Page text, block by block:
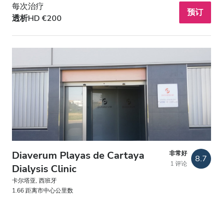
每次治疗
透析HD €200
预订
Diaverum Playas de Cartaya
Dialysis Clinic
卡尔塔亚, 西班牙
1.66 距离市中心公里数
非常好
1 评论
8.7